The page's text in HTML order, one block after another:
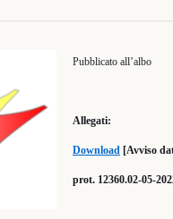
Pubblicato all’albo
Allegati:
Download [Avviso
prot. 12360.02-05-